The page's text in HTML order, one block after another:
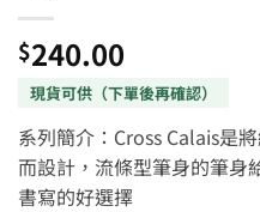
$240.00
系列簡介：Cross Calais是
而設計，流條型筆身的筆身
書寫的好選擇